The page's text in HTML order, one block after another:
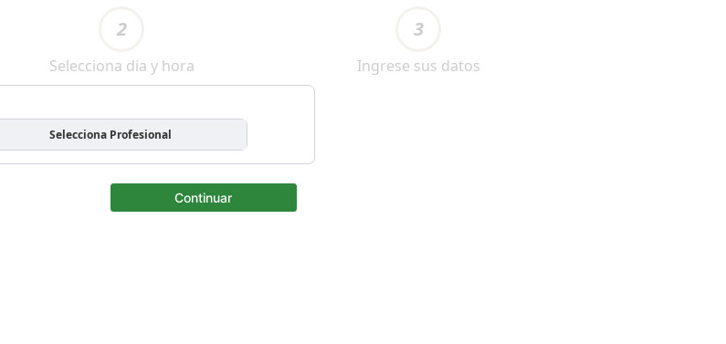
2
Selecciona dia y hora
3
Ingrese sus datos
Selecciona Profesional
Continuar